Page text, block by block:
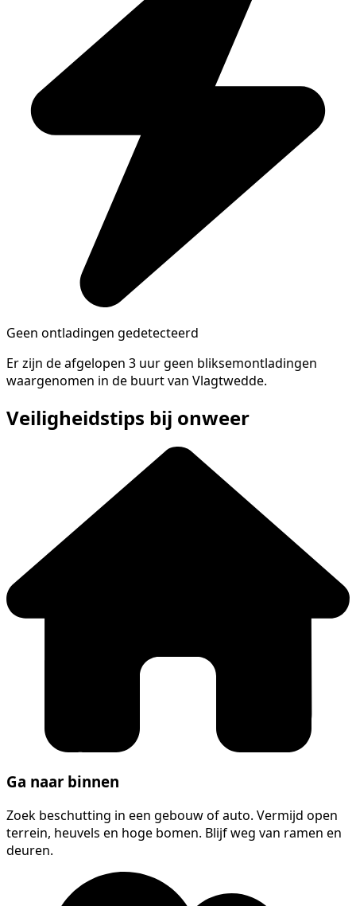
Geen ontladingen gedetecteerd
Er zijn de afgelopen 3 uur geen bliksemontladingen
waargenomen in de buurt van Vlagtwedde.
Veiligheidstips bij onweer
Ga naar binnen
Zoek beschutting in een gebouw of auto. Vermijd open
terrein, heuvels en hoge bomen. Blijf weg van ramen en
deuren.